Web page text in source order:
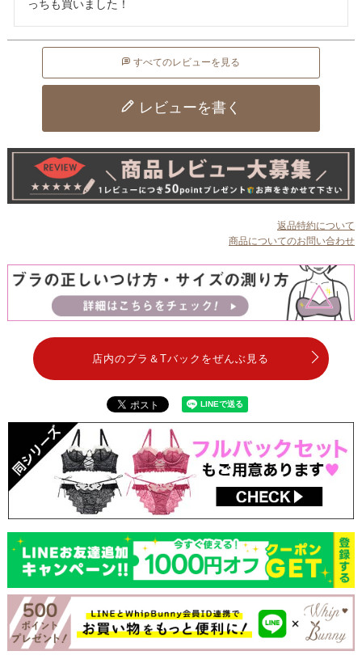
っちも買いました！
すべてのレビューを見る
レビューを書く
返品特約について
商品についてのお問い合わせ
店内のブラ＆Tバックをぜんぶ見る